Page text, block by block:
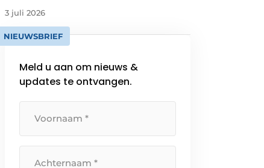
3 juli 2026
NIEUWSBRIEF
Meld u aan om nieuws &
updates te ontvangen.